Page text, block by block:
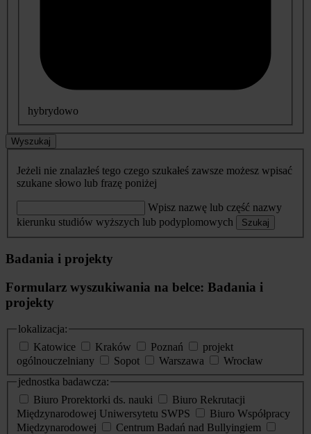
hybrydowo
Wyszukaj
Jeżeli nie znalazłeś tego czego szukałeś zawsze możesz wpisać
szukane słowo lub frazę poniżej
Wpisz nazwę lub część nazwy
kierunku studiów wyższych lub podyplomowych
Szukaj
Badania i projekty
Formularz wyszukiwania na belce: Badania i
projekty
lokalizacja:
Katowice
Kraków Poznań
projekt
ogólnouczelniany
Sopot Warszawa
Wrocław
jednostka badawcza:
Biuro Prorektorki ds. nauki
Biuro Rekrutacji
Międzynarodowej Uniwersytetu SWPS
Biuro Współpracy
Międzynarodowej
Centrum Badań nad Bullyingiem